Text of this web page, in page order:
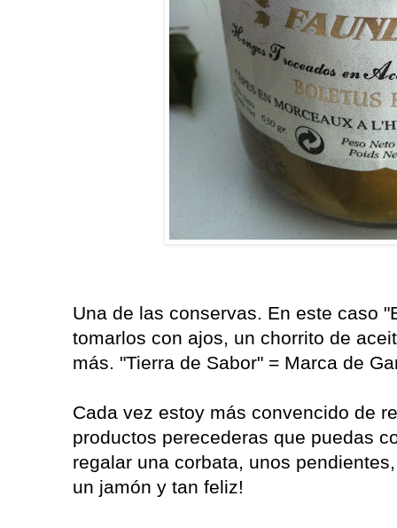
Una de las conservas. En este caso
tomarlos con ajos, un chorrito de
más. "Tierra de Sabor" = Marca de
Cada vez estoy más convencido de
productos perecederas que puedas
regalar una corbata, unos
un jamón y tan feliz!